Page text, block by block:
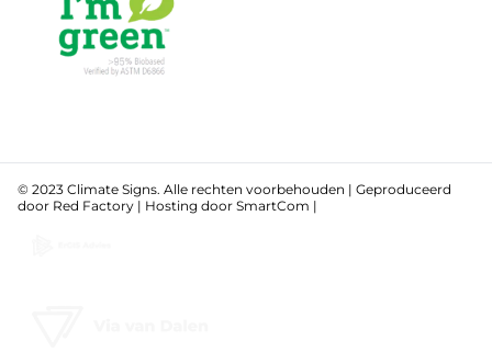
© 2023 Climate Signs. Alle rechten voorbehouden | Geproduceerd
door Red Factory | Hosting door SmartCom |